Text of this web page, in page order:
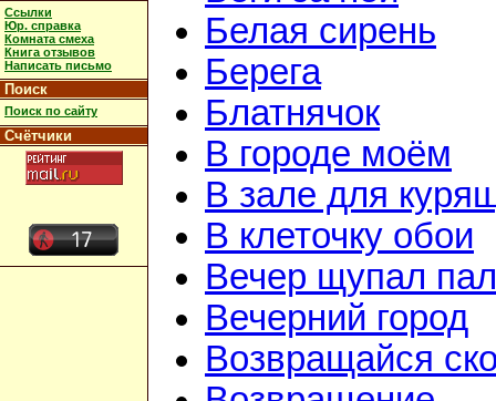
Ссылки
Юр. справка
Комната смеха
Книга отзывов
Написать письмо
Поиск
Поиск по сайту
Счётчики
Белая сирень
Берега
Блатнячок
В городе моём
В зале для
В клеточку обои
Вечер щупал
Вечерний город
Возвращайся